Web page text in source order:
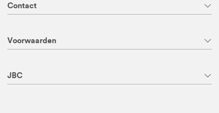
Contact
Voorwaarden
JBC